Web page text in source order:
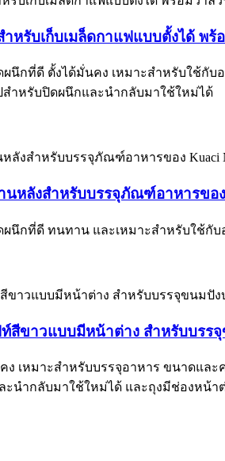
หรับเก็บเมล็ดกาแฟแบบตั้งได้ พร้
กที่ดี ตั้งได้มั่นคง เหมาะสำหรับใช้กับ
สำหรับปิดผนึกและนำกลับมาใช้ใหม่ได้
หลังสำหรับบรรจุภัณฑ์อาหารขอ
กที่ดี ทนทาน และเหมาะสำหรับใช้กับ
สีขาวแบบมีหน้าต่าง สำหรับบรร
เหมาะสำหรับบรรจุอาหาร ขนาดและ
นำกลับมาใช้ใหม่ได้ และถุงมีช่องหน้า